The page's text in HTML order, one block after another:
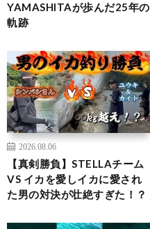
YAMASHITAが歩んだ25年の
軌跡
2026.08.06
【真剣勝負】STELLAチーム
VS イカを愛しイカに愛され
た男の対決が壮絶すぎた！？